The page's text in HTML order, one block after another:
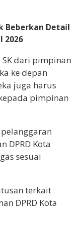
Beberkan Detail
2026
dari pimpinan
ke depan
juga harus
pimpinan
DPRD Kota
sesuai
terkait
DPRD Kota